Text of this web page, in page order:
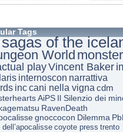
Tags
sagas of the
World
playVincent Baker
internoscon narrattiva
inc cani nella vigna cdm
AiPS Il Silenzio dei
RavenDeath
gnoccocon Dilemma
coyote press trento